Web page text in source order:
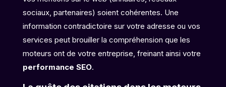
sociaux, partenaires) soient cohérentes. Une
information contradictoire sur votre adresse ou vos
services peut brouiller la compréhension que les
moteurs ont de votre entreprise, freinant ainsi votre
performance SEO.